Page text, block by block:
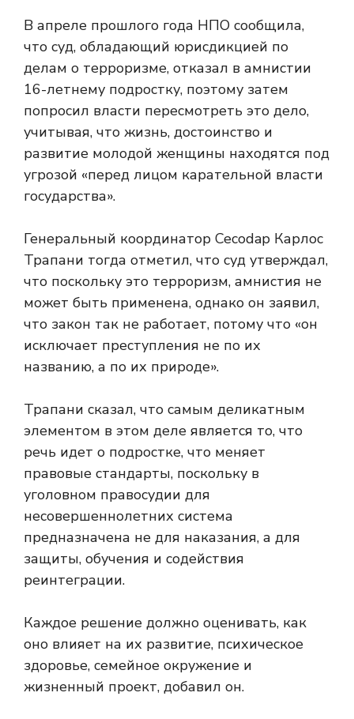
В апреле прошлого года НПО сообщила,
что суд, обладающий юрисдикцией по
делам о терроризме, отказал в амнистии
16-летнему подростку, поэтому затем
попросил власти пересмотреть это дело,
учитывая, что жизнь, достоинство и
развитие молодой женщины находятся под
угрозой «перед лицом карательной власти
государства».
Генеральный координатор Cecodap Карлос
Трапани тогда отметил, что суд утверждал,
что поскольку это терроризм, амнистия не
может быть применена, однако он заявил,
что закон так не работает, потому что «он
исключает преступления не по их
названию, а по их природе».
Трапани сказал, что самым деликатным
элементом в этом деле является то, что
речь идет о подростке, что меняет
правовые стандарты, поскольку в
уголовном правосудии для
несовершеннолетних система
предназначена не для наказания, а для
защиты, обучения и содействия
реинтеграции.
Каждое решение должно оценивать, как
оно влияет на их развитие, психическое
здоровье, семейное окружение и
жизненный проект, добавил он.